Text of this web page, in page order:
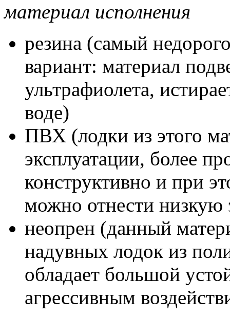
материал исполнения
резина (самый
вариант: материал
ультрафиолета,
воде)
ПВХ (лодки из этого
эксплуатации, более
конструктивно и при
можно отнести низкую
неопрен (данный
надувных лодок из
обладает большой
агрессивным